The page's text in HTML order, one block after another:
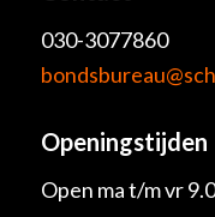
030-3077860
Openingstijden
Open ma t/m vr